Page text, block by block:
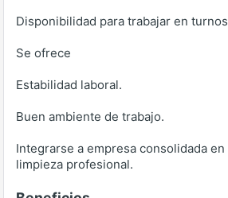
Disponibilidad para trabajar en
Se ofrece
Estabilidad laboral.
Buen ambiente de trabajo.
Integrarse a empresa consolidada
limpieza profesional.